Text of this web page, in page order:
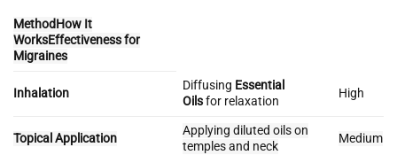
MethodHow It
WorksEffectiveness for
Migraines
Inhalation
Diffusing Essential
Oilsfor relaxation
High
Topical Application
Applying diluted oils on
temples and neck
Medium